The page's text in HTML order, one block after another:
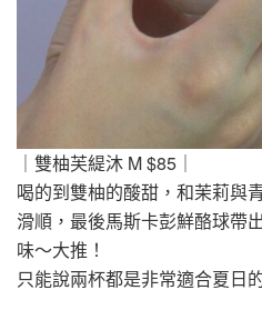
｜雙柚芙緹沐 M $85｜
喝的到雙柚的酸甜，和茉莉與
滑順，最後馬斯卡彭鮮酪球帶
味～大推！
只能說兩杯都是非常適合夏日